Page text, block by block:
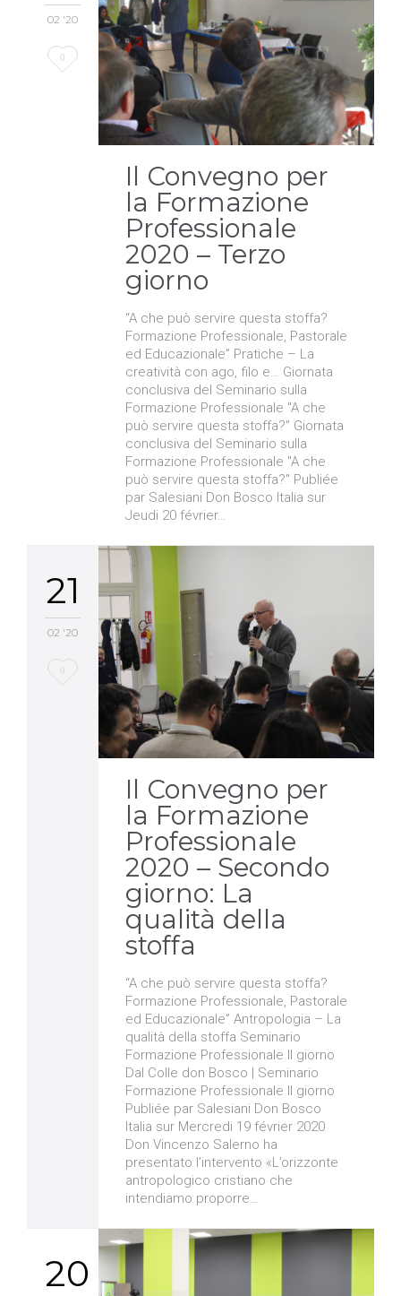
02 '20
Love
0
Il Convegno per
la Formazione
Professionale
2020 – Terzo
giorno
“A che può servire questa stoffa?
Formazione Professionale, Pastorale
ed Educazionale” Pratiche – La
creatività con ago, filo e… Giornata
conclusiva del Seminario sulla
Formazione Professionale "A che
può servire questa stoffa?" Giornata
conclusiva del Seminario sulla
Formazione Professionale "A che
può servire questa stoffa?" Publiée
par Salesiani Don Bosco Italia sur
Jeudi 20 février…
21
02 '20
Love
0
Il Convegno per
la Formazione
Professionale
2020 – Secondo
giorno: La
qualità della
stoffa
“A che può servire questa stoffa?
Formazione Professionale, Pastorale
ed Educazionale” Antropologia – La
qualità della stoffa Seminario
Formazione Professionale II giorno
Dal Colle don Bosco | Seminario
Formazione Professionale II giorno
Publiée par Salesiani Don Bosco
Italia sur Mercredi 19 février 2020
Don Vincenzo Salerno ha
presentato l’intervento «L’orizzonte
antropologico cristiano che
intendiamo proporre…
20